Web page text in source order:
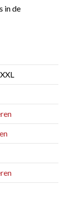
in de